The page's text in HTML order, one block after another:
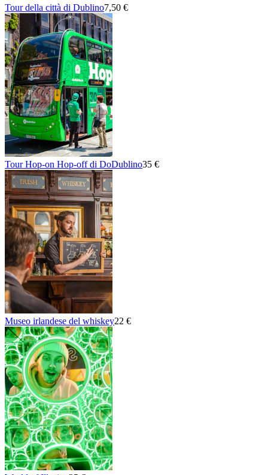
Tour della città di Dublino7,50 €
Tour Hop-on Hop-off di DoDublino35 €
Museo irlandese del whiskey22 €